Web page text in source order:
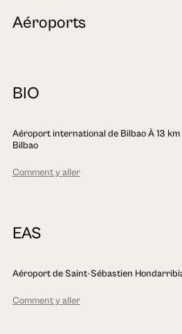
Aéroports
BIO
Aéroport international de Bilbao À 13
Bilbao
Comment y aller
EAS
Aéroport de Saint-Sébastien
Comment y aller